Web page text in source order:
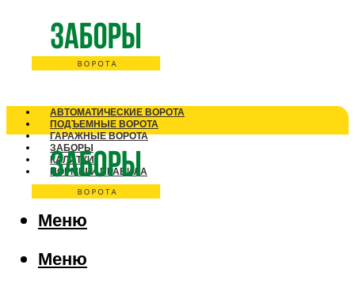
АВТОМАТИЧЕСКИЕ ВОРОТА
ПОДЪЕМНЫЕ ВОРОТА
ГАРАЖНЫЕ ВОРОТА
ЗАБОРЫ
КАЛИТКИ
НОРМЫ И ПРАВИЛА
Меню
Меню